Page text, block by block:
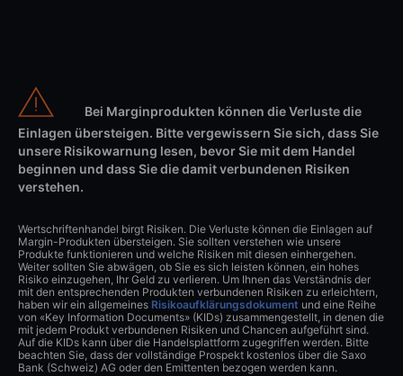
Bei Marginprodukten können die Verluste die
Einlagen übersteigen. Bitte vergewissern Sie sich, dass Sie
unsere Risikowarnung lesen, bevor Sie mit dem Handel
beginnen und dass Sie die damit verbundenen Risiken
verstehen.
Wertschriftenhandel birgt Risiken. Die Verluste können die Einlagen auf
Margin-Produkten übersteigen. Sie sollten verstehen wie unsere
Produkte funktionieren und welche Risiken mit diesen einhergehen.
Weiter sollten Sie abwägen, ob Sie es sich leisten können, ein hohes
Risiko einzugehen, Ihr Geld zu verlieren. Um Ihnen das Verständnis der
mit den entsprechenden Produkten verbundenen Risiken zu erleichtern,
haben wir ein allgemeines Risikoaufklärungsdokument und eine Reihe
von «Key Information Documents» (KIDs) zusammengestellt, in denen die
mit jedem Produkt verbundenen Risiken und Chancen aufgeführt sind.
Auf die KIDs kann über die Handelsplattform zugegriffen werden. Bitte
beachten Sie, dass der vollständige Prospekt kostenlos über die Saxo
Bank (Schweiz) AG oder den Emittenten bezogen werden kann.